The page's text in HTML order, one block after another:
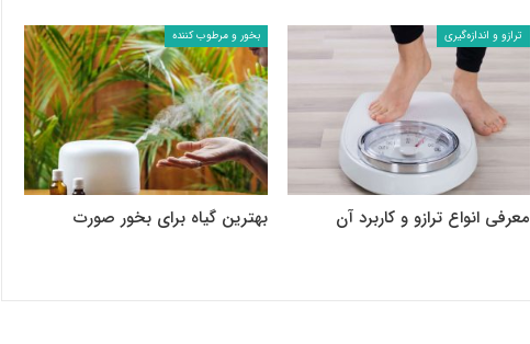
ترازو و اندازه‌گیری
معرفی انواع ترازو و کاربرد آن
بخور و مرطوب کننده
بهترین گیاه برای بخور صورت